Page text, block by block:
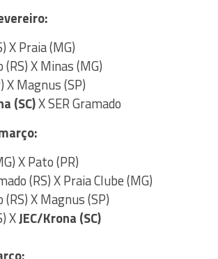
X Praia (MG)
X Minas (MG)
X Magnus (SP)
(SC)X SER Gramado
X Pato (PR)
(RS) X Praia Clube (MG)
X Magnus (SP)
XJEC/Krona (SC)